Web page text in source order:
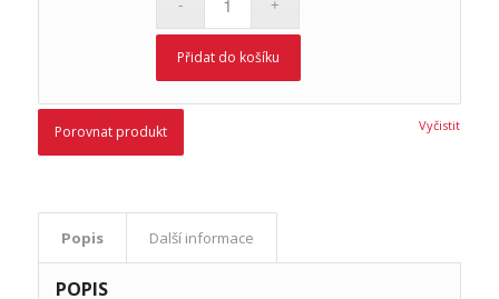
Vyčistit
Přidat do košíku
Porovnat produkt
Popis Další informace
POPIS